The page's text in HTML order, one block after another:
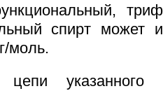
спирт может
моль.
указанного